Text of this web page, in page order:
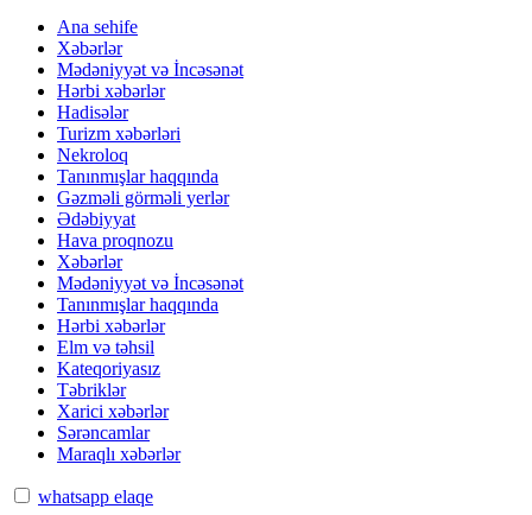
Ana sehife
Xəbərlər
Mədəniyyət və İncəsənət
Hərbi xəbərlər
Hadisələr
Turizm xəbərləri
Nekroloq
Tanınmışlar haqqında
Gəzməli görməli yerlər
Ədəbiyyat
Hava proqnozu
Xəbərlər
Mədəniyyət və İncəsənət
Tanınmışlar haqqında
Hərbi xəbərlər
Elm və təhsil
Kateqoriyasız
Təbriklər
Xarici xəbərlər
Sərəncamlar
Maraqlı xəbərlər
whatsapp elaqe